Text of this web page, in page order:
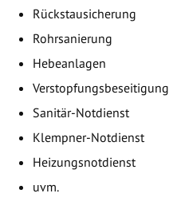
Rückstausicherung
Rohrsanierung
Hebeanlagen
Verstopfungsbeseitigung
Sanitär-Notdienst
Klempner-Notdienst
Heizungsnotdienst
uvm.